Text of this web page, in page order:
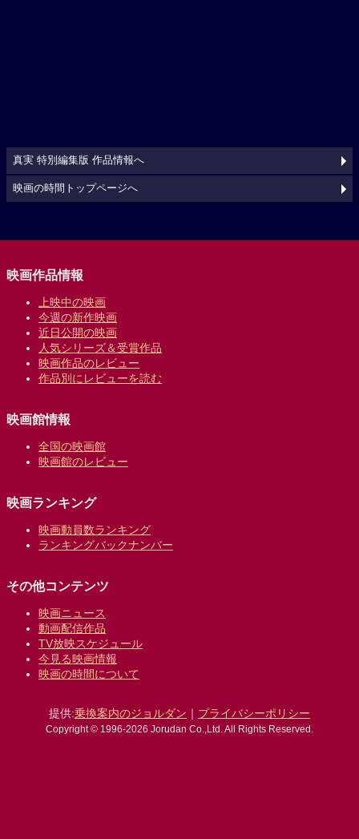
真実 特別編集版 作品情報へ
映画の時間トップページへ
映画作品情報
上映中の映画
今週の新作映画
近日公開の映画
人気シリーズ＆受賞作品
映画作品のレビュー
作品別にレビューを読む
映画館情報
全国の映画館
映画館のレビュー
映画ランキング
映画動員数ランキング
ランキングバックナンバー
その他コンテンツ
映画ニュース
動画配信作品
TV放映スケジュール
今見る映画情報
映画の時間について
提供:乗換案内のジョルダン ｜ プライバシーポリシー
Copyright © 1996-2026 Jorudan Co.,Ltd. All Rights Reserved.